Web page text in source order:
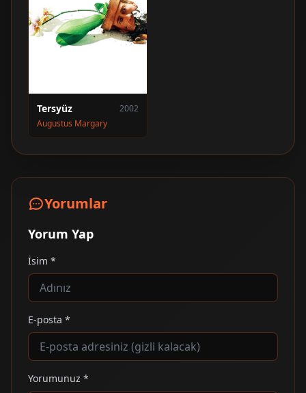
Tersyüz
2002
Augustus Margary
Yorumlar
Yorum Yap
İsim *
E-posta *
Yorumunuz *